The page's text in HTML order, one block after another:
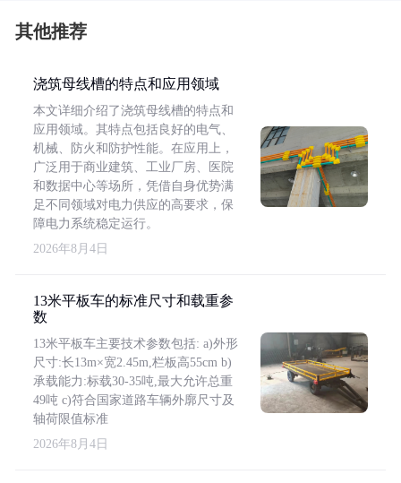
其他推荐
浇筑母线槽的特点和应用领域
本文详细介绍了浇筑母线槽的特点和
应用领域。其特点包括良好的电气、
机械、防火和防护性能。在应用上，
广泛用于商业建筑、工业厂房、医院
和数据中心等场所，凭借自身优势满
足不同领域对电力供应的高要求，保
障电力系统稳定运行。
2026年8月4日
13米平板车的标准尺寸和载重参
数
13米平板车主要技术参数包括: a)外形
尺寸:长13m×宽2.45m,栏板高55cm b)
承载能力:标载30-35吨,最大允许总重
49吨 c)符合国家道路车辆外廓尺寸及
轴荷限值标准
2026年8月4日